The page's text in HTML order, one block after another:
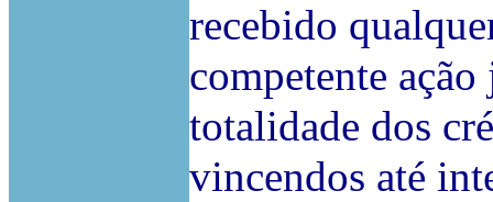
recebido
competente
totalidade dos
vincendos até